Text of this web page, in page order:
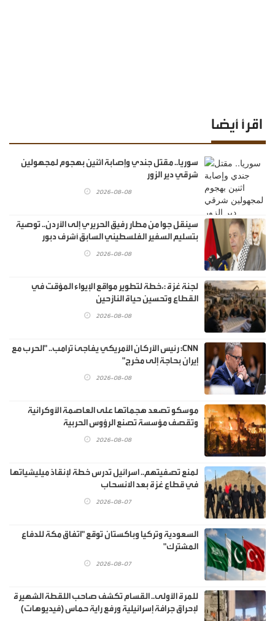
اقرأ أيضا
سوريا.. مقتل جندي وإصابة اثنين بهجوم لمجهولين
شرقي دير الزور
2026-08-08
سينقل جوا من مطار رفيق الحريري إلى الأردن.. توصية
بتسليم السفير الفلسطيني السابق أشرف دبور
2026-08-08
لجنة غزة :،خطة لتطوير مواقع الإيواء المؤقت في
القطاع وتحسين حياة النازحين
2026-08-08
CNN: رئيس الأركان الأمريكي يفاجئ ترامب.. "الحرب مع
إيران بحاجة إلى مخرج"
2026-08-08
موسكو تصعد هجماتها على العاصمة الأوكرانية
وتقصف مؤسسة تصنع الرؤوس الحربية
2026-08-08
لمنع تصفيتهم.. اسرائيل تدرس خطة لإنقاذ ميليشياتها
في قطاع غزة بعد الانسحاب
2026-08-07
السعودية وتركيا وباكستان توقع "اتفاق مكة للدفاع
المشترك"
2026-08-07
للمرة الأولى.. القسام تكشف صاحب اللقطة الشهيرة
لإحراق جرافة إسرائيلية ورفع راية حماس (فيديوهات)